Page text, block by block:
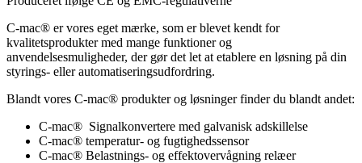
C-mac® er vores eget mærke, som er blevet kendt for
kvalitetsprodukter med mange funktioner og
anvendelsesmuligheder, der gør det let at etablere en løsning på din
styrings- eller automatiseringsudfordring.
Blandt vores C-mac® produkter og løsninger finder du blandt andet:
C-mac® Signalkonvertere med galvanisk adskillelse
C-mac® temperatur- og fugtighedssensor
C-mac® Belastnings- og effektovervågning relæer